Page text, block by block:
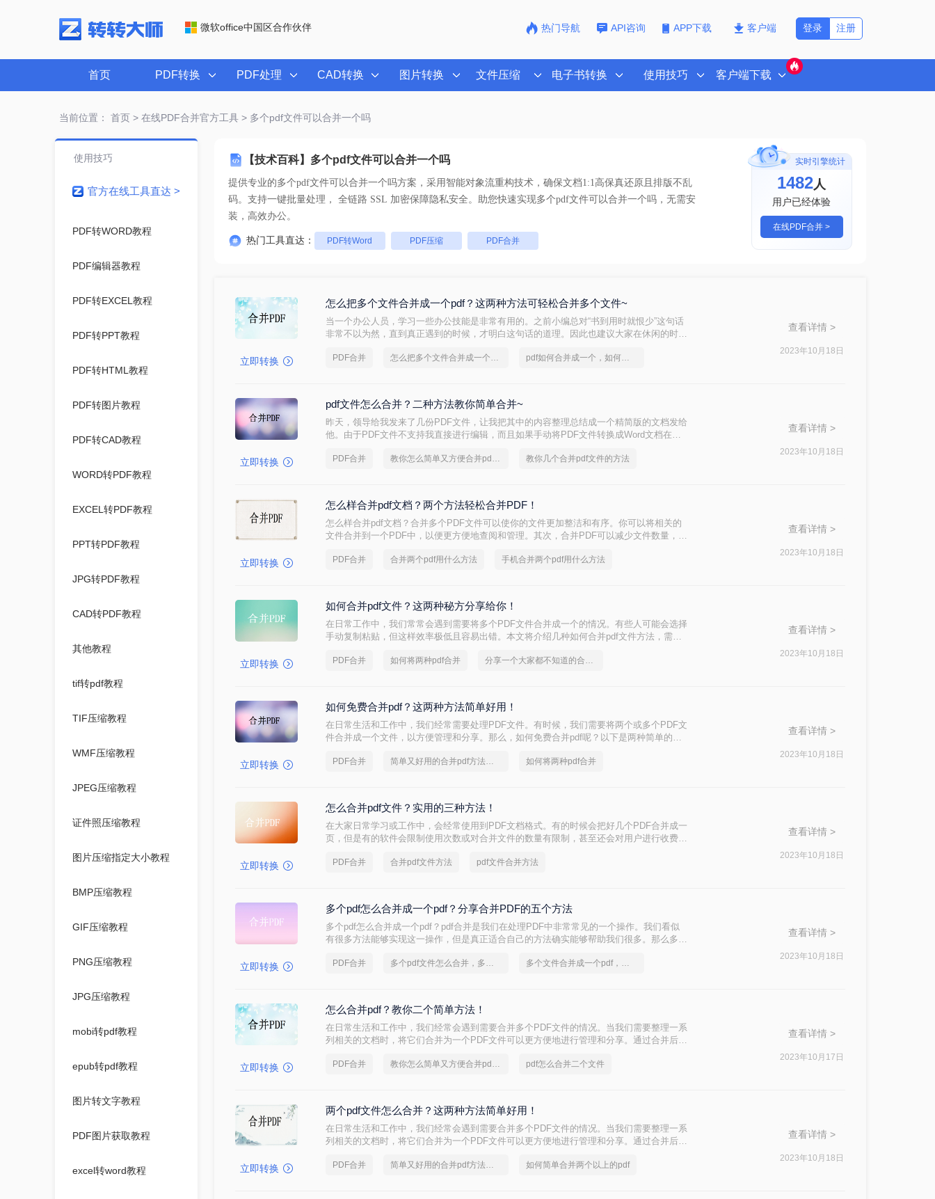
微软office中国区合作伙伴 热门导航 API咨询 APP下载 客户端 注册
登录
首页 PDF转换 PDF处理 CAD转换 图片转换 文件压缩 电子书转换 使用技巧 客户端下载
当前位置： 首页> 在线PDF合并官方工具> 多个pdf文件可以合并一个吗
【技术百科】多个pdf文件可以合并一个吗
提供专业的多个pdf文件可以合并一个吗方案，采用智能对象流重构技术，确保文档1:1高保真还原且排版不乱
码。支持一键批量处理， 全链路 SSL 加密保障隐私安全。助您快速实现多个pdf文件可以合并一个吗，无需安
装，高效办公。
热门工具直达： PDF转Word PDF压缩 PDF合并
实时引擎统计
1482人
用户已经体验
在线PDF合并 >
使用技巧
官方在线工具直达 >
PDF转WORD教程
PDF编辑器教程
PDF转EXCEL教程
PDF转PPT教程
PDF转HTML教程
PDF转图片教程
PDF转CAD教程
WORD转PDF教程
EXCEL转PDF教程
PPT转PDF教程
JPG转PDF教程
CAD转PDF教程
其他教程
tif转pdf教程
TIF压缩教程
WMF压缩教程
JPEG压缩教程
证件照压缩教程
图片压缩指定大小教程
BMP压缩教程
GIF压缩教程
PNG压缩教程
JPG压缩教程
mobi转pdf教程
epub转pdf教程
图片转文字教程
PDF图片获取教程
excel转word教程
立即转换
怎么把多个文件合并成一个pdf？这两种方法可轻松合并多个文件~
当一个办公人员，学习一些办公技能是非常有用的。之前小编总对“书到用时就恨少”这句话
非常不以为然，直到真正遇到的时候，才明白这句话的道理。因此也建议大家在休闲的时候
吗？今日小编就跟你分享pdf合并。
PDF合并 怎么把多个文件合并成一个文件 pdf如何合并成一个，如何把多个pdf文件合并
查看详情 >
2023年10月18日
立即转换
pdf文件怎么合并？二种方法教你简单合并~
昨天，领导给我发来了几份PDF文件，让我把其中的内容整理总结成一个精简版的文档发给
他。由于PDF文件不支持我直接进行编辑，而且如果手动将PDF文件转换成Word文档在合
文档来进行编辑，一下子就轻松了不少。那么大家知道pdf文件怎么合并吗？不知道的话就
PDF合并 教你怎么简单又方便合并pdf文件 教你几个合并pdf文件的方法
查看详情 >
2023年10月18日
立即转换
怎么样合并pdf文档？两个方法轻松合并PDF！
怎么样合并pdf文档？合并多个PDF文件可以使你的文件更加整洁和有序。你可以将相关的
文件合并到一个PDF中，以便更方便地查阅和管理。其次，合并PDF可以减少文件数量，节
PDF合并 合并两个pdf用什么方法 手机合并两个pdf用什么方法
查看详情 >
2023年10月18日
立即转换
如何合并pdf文件？这两种秘方分享给你！
在日常工作中，我们常常会遇到需要将多个PDF文件合并成一个的情况。有些人可能会选择
手动复制粘贴，但这样效率极低且容易出错。本文将介绍几种如何合并pdf文件方法，需要
PDF合并 如何将两种pdf合并 分享一个大家都不知道的合并pdf文件方法
查看详情 >
2023年10月18日
立即转换
如何免费合并pdf？这两种方法简单好用！
​在日常生活和工作中，我们经常需要处理PDF文件。有时候，我们需要将两个或多个PDF文
件合并成一个文件，以方便管理和分享。那么，如何免费合并pdf呢？以下是两种简单的方
PDF合并 简单又好用的合并pdf方法，一般人我都不告诉他 如何将两种pdf合并
查看详情 >
2023年10月18日
立即转换
怎么合并pdf文件？实用的三种方法！
在大家日常学习或工作中，会经常使用到PDF文档格式。有的时候会把好几个PDF合并成一
页，但是有的软件会限制使用次数或对合并文件的数量有限制，甚至还会对用户进行收费的
PDF合并 合并pdf文件方法 pdf文件合并方法
查看详情 >
2023年10月18日
立即转换
多个pdf怎么合并成一个pdf？分享合并PDF的五个方法
多个pdf怎么合并成一个pdf？pdf合并是我们在处理PDF中非常常见的一个操作。我们看似
有很多方法能够实现这一操作，但是真正适合自己的方法确实能够帮助我们很多。那么多方
PDF合并 多个pdf文件怎么合并，多个文件合并成一个pdf 多个文件合并成一个pdf，多个pdf文件怎么合并
查看详情 >
2023年10月18日
立即转换
怎么合并pdf？教你二个简单方法！
在日常生活和工作中，我们经常会遇到需要合并多个PDF文件的情况。当我们需要整理一系
列相关的文档时，将它们合并为一个PDF文件可以更方便地进行管理和分享。通过合并后的
合并pdf的问题，下面分享几个简单而好用的PDF合并教程。
PDF合并 教你怎么简单又方便合并pdf文件 pdf怎么合并二个文件
查看详情 >
2023年10月17日
立即转换
两个pdf文件怎么合并？这两种方法简单好用！
在日常生活和工作中，我们经常会遇到需要合并多个PDF文件的情况。当我们需要整理一系
列相关的文档时，将它们合并为一个PDF文件可以更方便地进行管理和分享。通过合并后的
合并的问题，下面分享二个两个pdf文件怎么合并方法。
PDF合并 简单又好用的合并pdf方法，一般人我都不告诉他 如何简单合并两个以上的pdf
查看详情 >
2023年10月18日